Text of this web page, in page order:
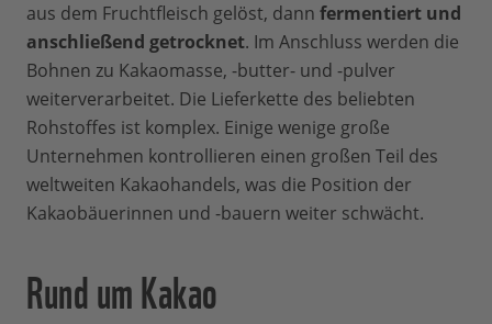
aus dem Fruchtfleisch gelöst, dann fermentiert und
anschließend getrocknet. Im Anschluss werden die
Bohnen zu Kakaomasse, -butter- und -pulver
weiterverarbeitet. Die Lieferkette des beliebten
Rohstoffes ist komplex. Einige wenige große
Unternehmen kontrollieren einen großen Teil des
weltweiten Kakaohandels, was die Position der
Kakaobäuerinnen und -bauern weiter schwächt.
Rund um Kakao